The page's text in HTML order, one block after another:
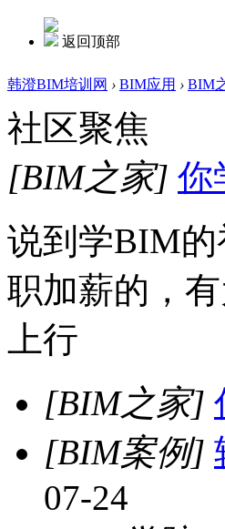
返回顶部
韩澄BIM培训网 › BIM应用 › BIM
社区聚焦
[BIM之家] 你
说到学BIM
职加薪的，
上行
[BIM之家]
[BIM案例]
07-24